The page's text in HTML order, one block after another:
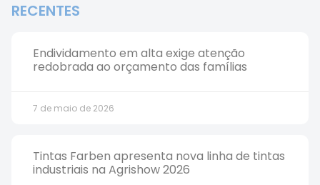
RECENTES
Endividamento em alta exige atenção
redobrada ao orçamento das famílias
7 de maio de 2026
Tintas Farben apresenta nova linha de tintas
industriais na Agrishow 2026